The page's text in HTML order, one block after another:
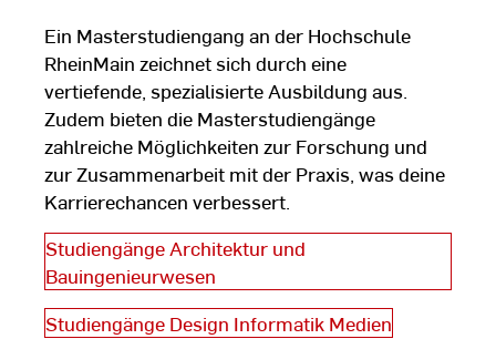
Ein Masterstudiengang an der Hochschule
RheinMain zeichnet sich durch eine
vertiefende, spezialisierte Ausbildung aus.
Zudem bieten die Masterstudiengänge
zahlreiche Möglichkeiten zur Forschung und
zur Zusammenarbeit mit der Praxis, was deine
Karrierechancen verbessert.
Studiengänge Architektur und
Bauingenieurwesen
Studiengänge Design Informatik Medien